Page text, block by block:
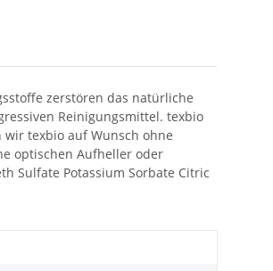
zerstören das natürliche
Reinigungsmittel. texbio
texbio auf Wunsch ohne
optischen Aufheller oder
Sulfate Potassium Sorbate Citric